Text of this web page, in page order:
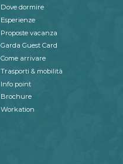
Dove dormire
Esperienze
Proposte vacanza
Garda Guest Card
Come arrivare
Trasporti & mobilità
Info point
Brochure
Workation